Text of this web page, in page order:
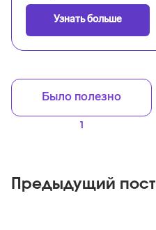
Узнать больше
Было полезно
1
Предыдущий пост